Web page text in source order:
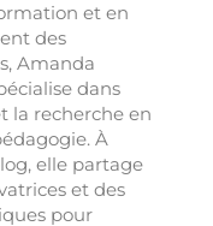
et en
des
Amanda
dans
la recherche en
À
elle partage
et des
pour